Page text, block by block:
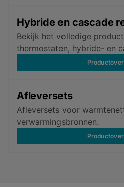
Hybride en cascade
Bekijk het volledige
thermostaten, hybride- en
Afleversets
Afleversets voor
verwarmingsbronnen.